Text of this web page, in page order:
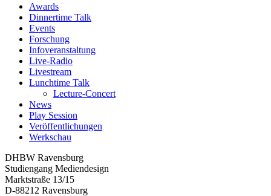
Awards
Dinnertime Talk
Events
Forschung
Infoveranstaltung
Live-Radio
Livestream
Lunchtime Talk
Lecture-Concert
News
Play Session
Veröffentlichungen
Werkschau
DHBW Ravensburg
Studiengang Mediendesign
Marktstraße 13/15
D-88212 Ravensburg